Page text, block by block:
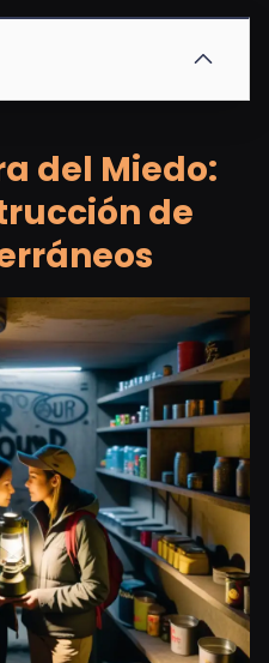
del Miedo:
de